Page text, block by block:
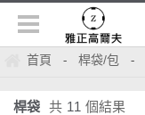
首頁 - 桿袋/包 -
桿袋 共 11 個結果